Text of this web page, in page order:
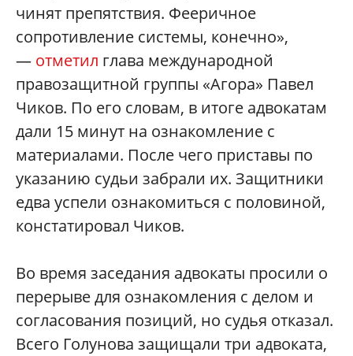
чинят препятствия. Фееричное
сопротивление системы, конечно»,
— отметил глава международной
правозащитной группы «Агора» Павел
Чиков. По его словам, в итоге адвокатам
дали 15 минут на ознакомление с
материалами. После чего приставы по
указанию судьи забрали их. Защитники
едва успели ознакомиться с половиной,
констатировал Чиков.
Во время заседания адвокаты просили о
перерыве для ознакомления с делом и
согласования позиций, но судья отказал.
Всего Голунова защищали три адвоката,